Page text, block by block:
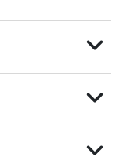
expand_more
expand_more
expand_more